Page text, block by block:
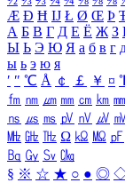
Æ Ð Ħ Ĳ Ł Ø Œ Þ
А Б В Г Д Е Ё Ж З
Ы Ь Э Ю Я а б в г
ы ь э ю я
′ ″ ℃ Å ￠ ￡ ￥ ¤
㎙ ㎚ ㎛ ㎜ ㎝ ㎞
㎱ ㎲ ㎳ ㎴ ㎵ ㎶
㎒ ㎓ ㎔ Ω ㏀ ㏁ ㎊
㏃ ㏉ ㏜ ㏆
§ ※ ☆ ★ ○ ● ◎